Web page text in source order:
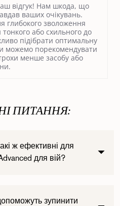
відгук! Нам шкода, що
ваших очікувань.
глибокого зволоження
тонкого або схильного до
підібрати оптимальну
можемо порекомендувати
менше засобу або
ПИТАННЯ:
ж ефективні для
для вій?
зупинити